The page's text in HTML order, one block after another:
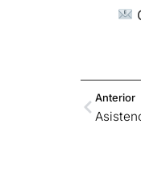
Anterior